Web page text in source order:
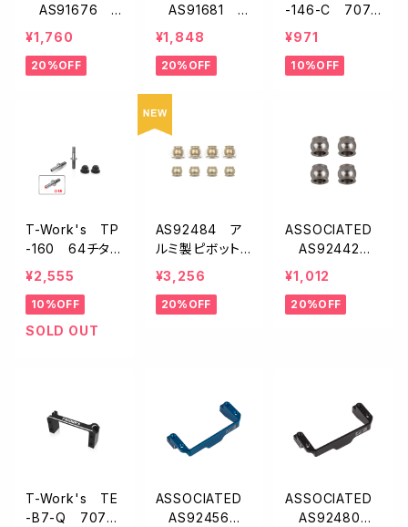
AS91676
キャスターハット
ブッシング【B6
系/B7系】
¥1,760
20%OFF
AS91681 キ
ャスターブロック
ハットブッシン
グ・0.5/1.5/2.5
¥1,848
20%OFF
-146-C 7075
アルミ製アルミ
ブッシング C【ア
¥971
10%OFF
T-Work's TP
-160 64チタン
製ロアショック
スクリュー【1/10
オフ用/2本入】
¥2,555
10%OFF
SOLD OUT
AS92484 ア
ルミ製ピボット
ボールセット【B
¥3,256
20%OFF
ASSOCIATED
AS92442
キャスターブロッ
クピボットボー
ル【B7】
¥1,012
20%OFF
T-Work's TE
-B7-Q 7075
ASSOCIATED
AS92456 F
ASSOCIATED
AS92480 F